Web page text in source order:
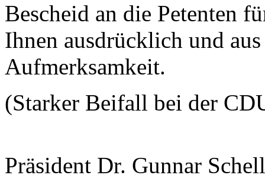
Bescheid an die Petenten
Ihnen ausdrücklich und
Aufmerksamkeit.
(Starker Beifall bei der
Präsident Dr. Gunnar